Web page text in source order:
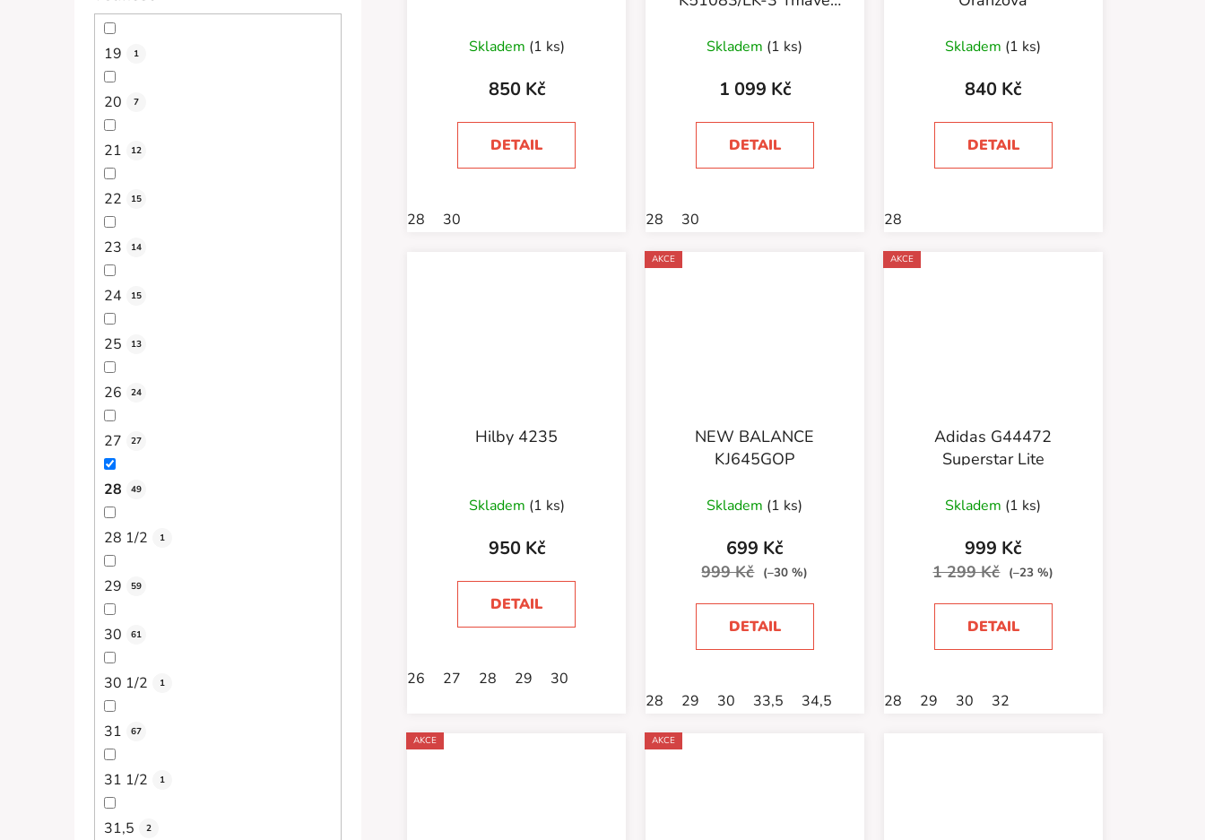
19 1
20 7
21 12
22 15
23 14
24 15
25 13
26 24
27 27
28 49
28 1/2 1
29 59
30 61
30 1/2 1
31 67
31 1/2 1
31,5 2
Skladem (1 ks)
850 Kč
DETAIL
28 30
Skladem (1 ks)
1 099 Kč
DETAIL
28 30
Skladem (1 ks)
840 Kč
DETAIL
28
Hilby 4235
Skladem (1 ks)
950 Kč
DETAIL
26 27 28 29 30
AKCE
NEW BALANCE
KJ645GOP
Skladem (1 ks)
699 Kč
999 Kč (–30 %)
DETAIL
28 29 30 33,5 34,5
AKCE
Adidas G44472
Superstar Lite
Skladem (1 ks)
999 Kč
1 299 Kč (–23 %)
DETAIL
28 29 30 32
AKCE AKCE